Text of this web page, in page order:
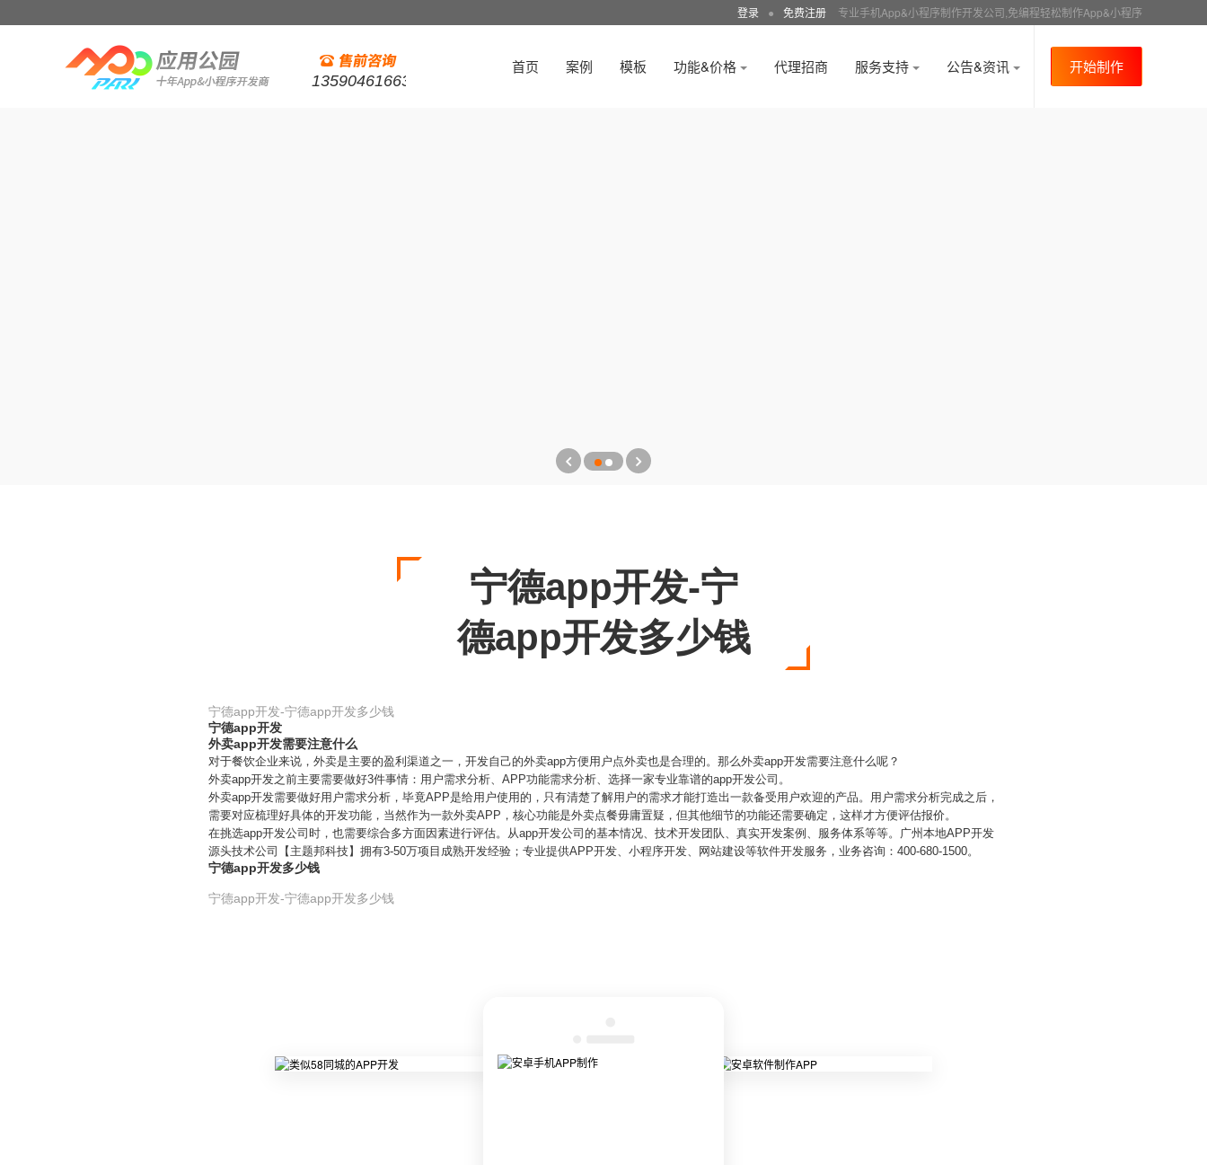
登录 ● 免费注册 专业手机App&小程序制作开发公司,免编程轻松制作App&小程序
13590461663
首页 案例 模板 功能&价格 代理招商 服务支持 公告&资讯 开始制作
宁德app开发-宁
德app开发多少钱
宁德app开发-宁德app开发多少钱
宁德app开发
外卖app开发需要注意什么
对于餐饮企业来说，外卖是主要的盈利渠道之一，开发自己的外卖app方便用户点外卖也是合理的。那么外卖app开发需要注意什么呢？
外卖app开发之前主要需要做好3件事情：用户需求分析、APP功能需求分析、选择一家专业靠谱的app开发公司。
外卖app开发需要做好用户需求分析，毕竟APP是给用户使用的，只有清楚了解用户的需求才能打造出一款备受用户欢迎的产品。用户需求分析完成之后，
需要对应梳理好具体的开发功能，当然作为一款外卖APP，核心功能是外卖点餐毋庸置疑，但其他细节的功能还需要确定，这样才方便评估报价。
在挑选app开发公司时，也需要综合多方面因素进行评估。从app开发公司的基本情况、技术开发团队、真实开发案例、服务体系等等。广州本地APP开发
源头技术公司【主题邦科技】拥有3-50万项目成熟开发经验；专业提供APP开发、小程序开发、网站建设等软件开发服务，业务咨询：400-680-1500。
宁德app开发多少钱
宁德app开发-宁德app开发多少钱